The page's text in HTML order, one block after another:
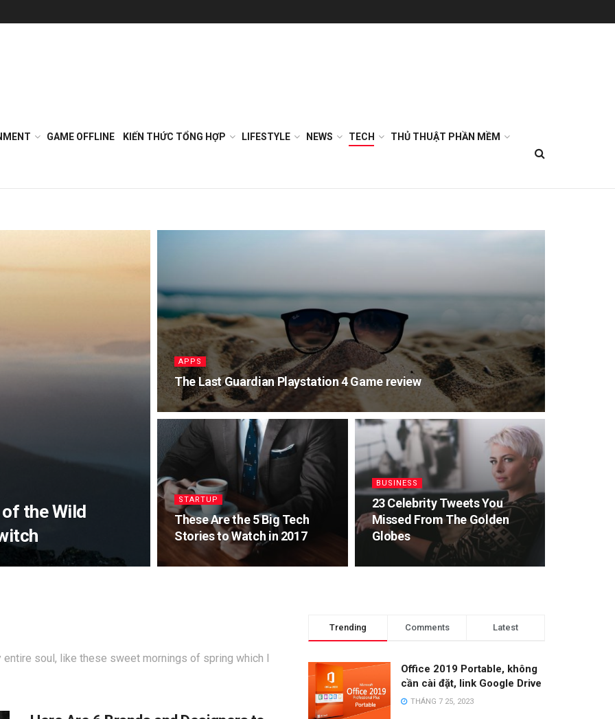
GAME OFFLINE KIẾN THỨC TỔNG HỢP LIFESTYLE NEWS TECH THỦ THUẬT PHẦN MỀM
the Wild
APPS
The Last Guardian Playstation 4 Game review
STARTUP
These Are the 5 Big Tech
Stories to Watch in 2017
BUSINESS
23 Celebrity Tweets You
Missed From The Golden
Globes
soul, like these sweet mornings of spring which I
Trending Comments Latest
Office 2019 Portable, không
cần cài đặt, link Google Drive
THÁNG 7 25, 2023